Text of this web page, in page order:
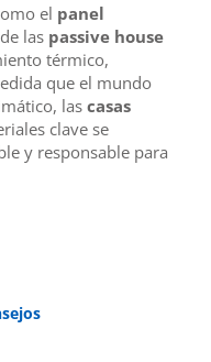
el panel
las passive house
térmico,
que el mundo
las casas
clave se
y responsable para